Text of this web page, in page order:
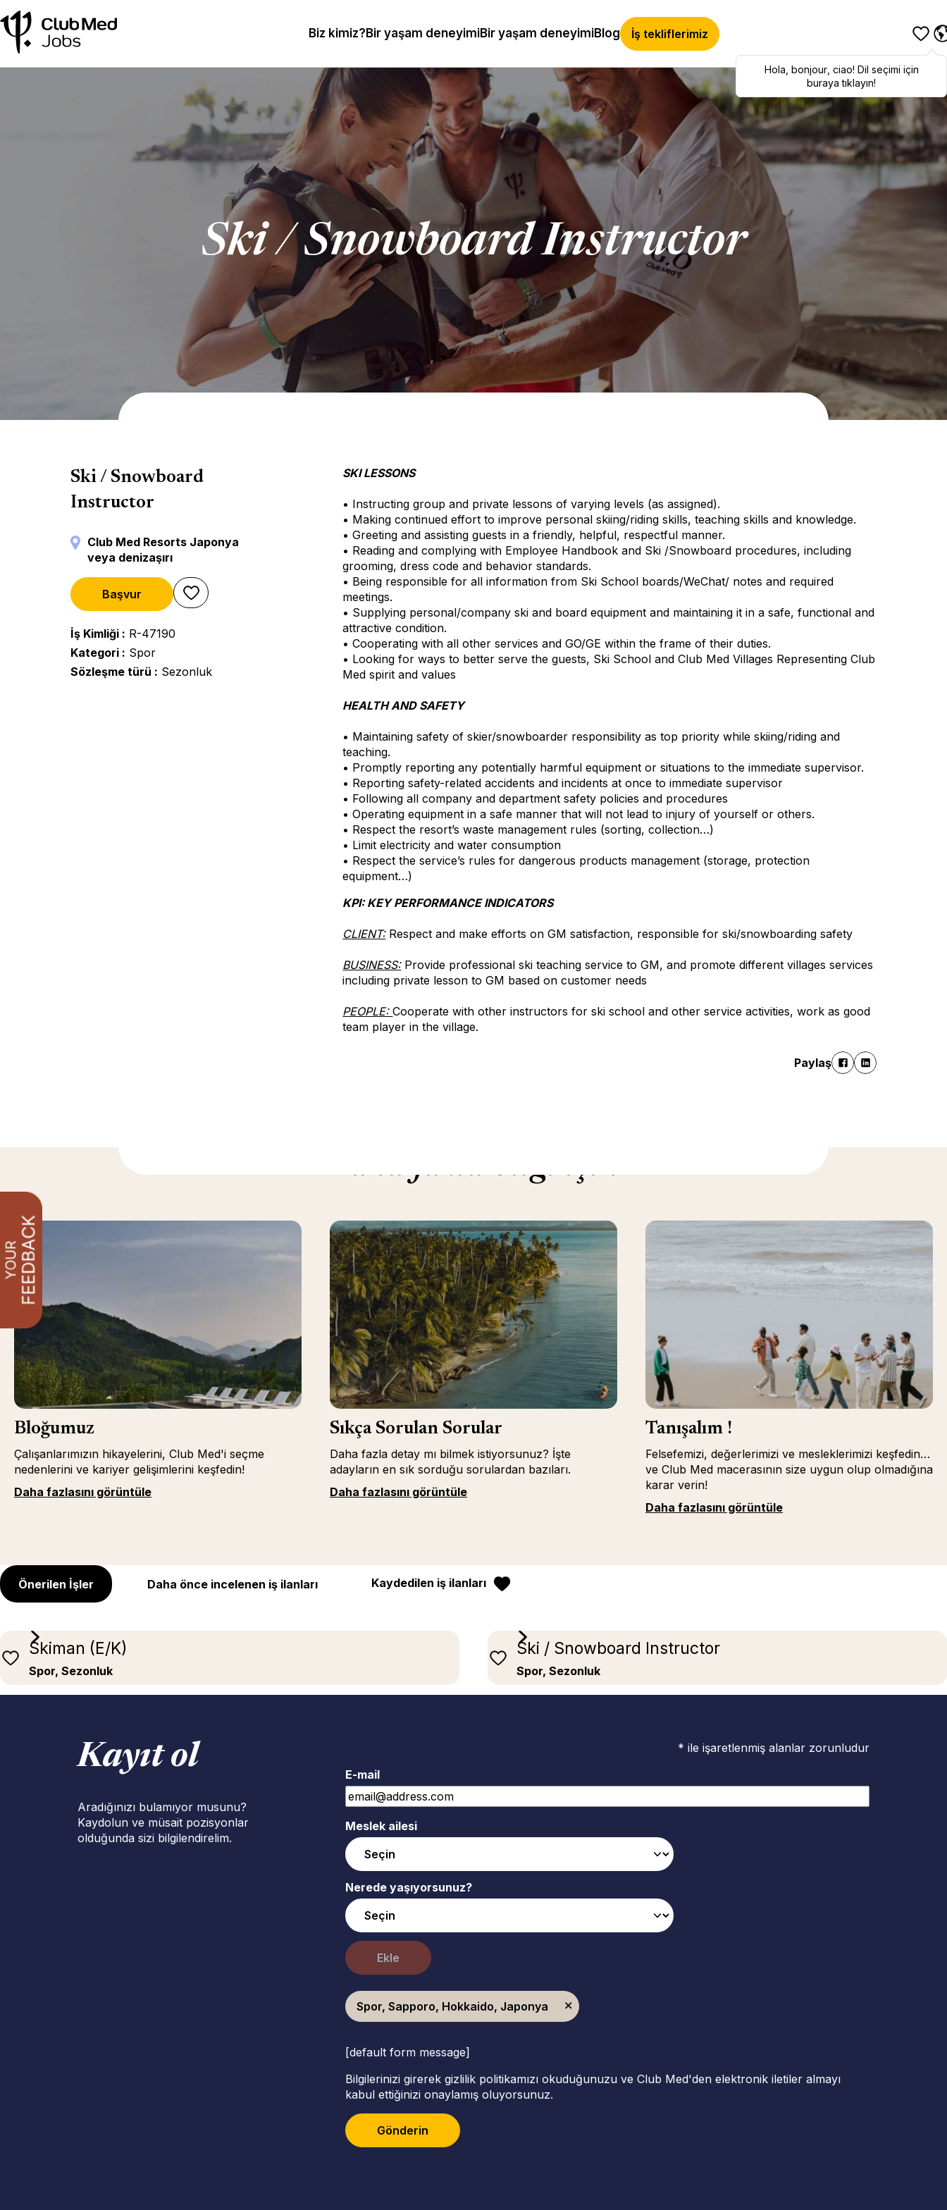
Biz kimiz? Bir yaşam deneyimiBir yaşam deneyimiBlog İş tekliflerimiz
Hola,bonjour,ciao! To switch
languages, click here!
Hola bonjour, ciao! Dil seçimi için
buraya tıklayın!
Ski / Snowboard Instructor
Ski / Snowboard
Instructor
Club Med Resorts Japonya
veya denizaşırı
Başvur
İş Kimliği
R-47190
Kategori
Spor
Sözleşme türü
Sezonluk
SKI LESSONS
• Instructing group and private lessons of varying levels (as assigned).
• Making continued effort to improve personal skiing/riding skills, teaching skills and knowledge.
• Greeting and assisting guests in a friendly, helpful, respectful manner.
• Reading and complying with Employee Handbook and Ski /Snowboard procedures, including
grooming, dress code and behavior standards.
• Being responsible for all information from Ski School boards/WeChat/ notes and required
meetings.
• Supplying personal/company ski and board equipment and maintaining it in a safe, functional and
attractive condition.
• Cooperating with all other services and GO/GE within the frame of their duties.
• Looking for ways to better serve the guests, Ski School and Club Med Villages Representing Club
Med spirit and values
HEALTH AND SAFETY
• Maintaining safety of skier/snowboarder responsibility as top priority while skiing/riding and
teaching.
• Promptly reporting any potentially harmful equipment or situations to the immediate supervisor.
• Reporting safety-related accidents and incidents at once to immediate supervisor
• Following all company and department safety policies and procedures
• Operating equipment in a safe manner that will not lead to injury of yourself or others.
• Respect the resort’s waste management rules (sorting, collection…)
• Limit electricity and water consumption
• Respect the service’s rules for dangerous products management (storage, protection
equipment…)
KPI: KEY PERFORMANCE INDICATORS
CLIENT:Respect and make efforts on GM satisfaction, responsible for ski/snowboarding safety
BUSINESS:Provide professional ski teaching service to GM, and promote different villages services
including private lesson to GM based on customer needs
PEOPLE:Cooperate with other instructors for ski school and other service activities, work as good
team player in the village.
Paylaş
Daha fazla bilgi için
Bloğumuz
Çalışanlarımızın hikayelerini, Club Med'i seçme
nedenlerini ve kariyer gelişimlerini keşfedin!
Daha fazlasını görüntüle
Sıkça Sorulan Sorular
Daha fazla detay mı bilmek istiyorsunuz? İşte
adayların en sık sorduğu sorulardan bazıları.
Daha fazlasını görüntüle
Tanışalım !
Felsefemizi, değerlerimizi ve mesleklerimizi keşfedin…
ve Club Med macerasının size uygun olup olmadığına
karar verin!
Daha fazlasını görüntüle
Önerilen İşler
Skiman (E/K)
Spor, Sezonluk
Ski / Snowboard Instructor
Spor, Sezonluk
Daha önce incelenen iş ilanları Kaydedilen iş ilanları
Kayıt ol
Aradığınızı bulamıyor musunu?
Kaydolun ve müsait pozisyonlar
olduğunda sizi bilgilendirelim.
* ile işaretlenmiş alanlar zorunludur
E-mail
Meslek ailesi
Nerede yaşıyorsunuz?
Ekle
Spor, Sapporo, Hokkaido, Japonya
[default form message]
Bilgilerinizi girerek gizlilik politikamızı okuduğunuzu ve Club Med'den elektronik iletiler almayı
kabul ettiğinizi onaylamış oluyorsunuz.
Gönderin